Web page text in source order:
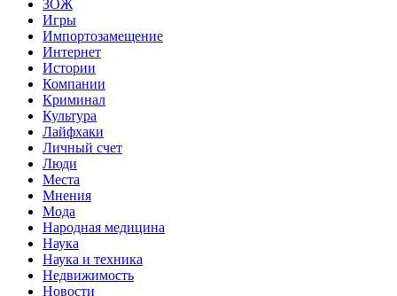
ЗОЖ
Игры
Импортозамещение
Интернет
Истории
Компании
Криминал
Культура
Лайфхаки
Личный счет
Люди
Места
Мнения
Мода
Народная медицина
Наука
Наука и техника
Недвижимость
Новости